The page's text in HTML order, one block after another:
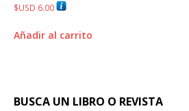
Valorado
con
de 5
$USD 6.00
Añadir al carrito
BUSCA UN LIBRO O REVISTA